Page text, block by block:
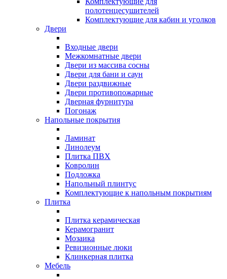
полотенцесушителей
Комплектующие для кабин и уголков
Двери
Входные двери
Межкомнатные двери
Двери из массива сосны
Двери для бани и саун
Двери раздвижные
Двери противопожарные
Дверная фурнитура
Погонаж
Напольные покрытия
Ламинат
Линолеум
Плитка ПВХ
Ковролин
Подложка
Напольный плинтус
Комплектующие к напольным покрытиям
Плитка
Плитка керамическая
Керамогранит
Мозаика
Ревизионные люки
Клинкерная плитка
Мебель